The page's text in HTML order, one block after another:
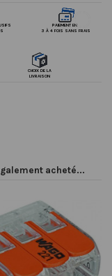
PAIEMENT EN
3 À 4 FOIS SANS FRAIS
CHOIX DE LA
LIVRAISON
acheté...